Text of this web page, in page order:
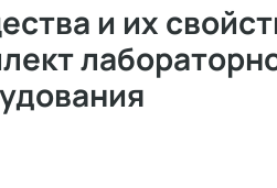
и их